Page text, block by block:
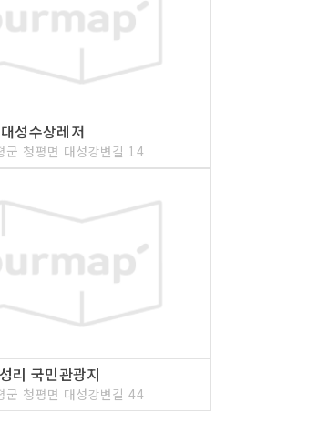
대성수상레저
군 청평면 대성강변길 14
리 국민관광지
군 청평면 대성강변길 44